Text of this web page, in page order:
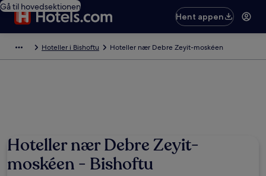
Gå til hovedsektionen
Hent appen
Hoteller i Bishoftu Hoteller nær Debre Zeyit-moskéen
Hoteller nær Debre Zeyit-
moskéen - Bishoftu